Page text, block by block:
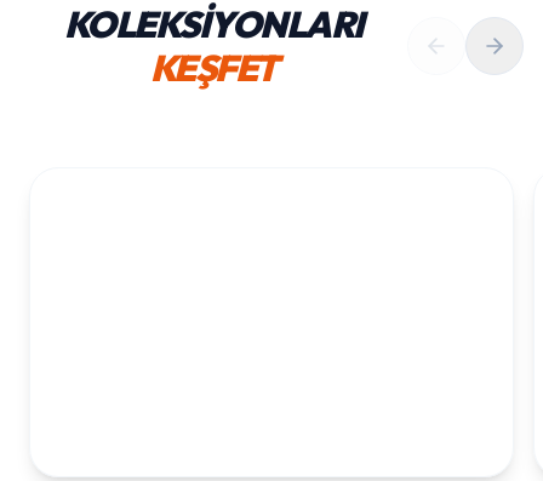
KOLEKSİYONLARI
KEŞFET